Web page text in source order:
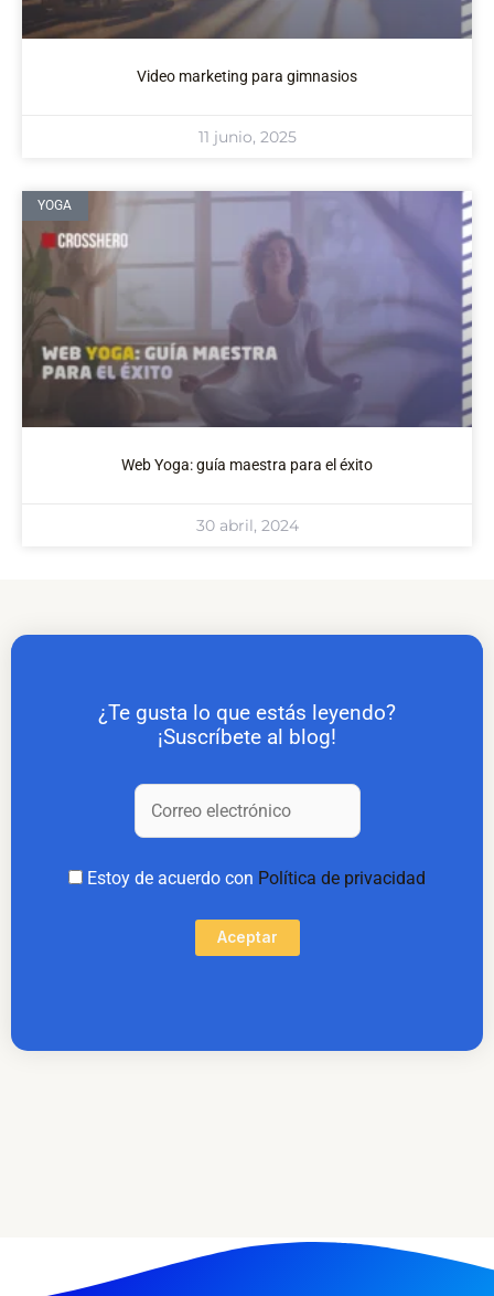
Video marketing para gimnasios
11 junio, 2025
YOGA
Web Yoga: guía maestra para el éxito
30 abril, 2024
¿Te gusta lo que estás leyendo?
¡Suscríbete al blog!
Estoy de acuerdo con Política de privacidad
Aceptar